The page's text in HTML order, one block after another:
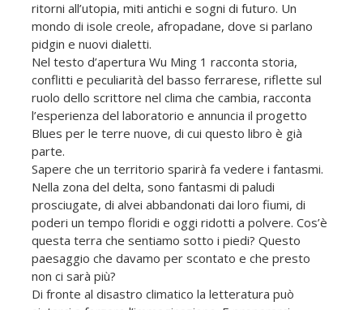
ritorni all’utopia, miti antichi e sogni di futuro. Un
mondo di isole creole, afropadane, dove si parlano
pidgin e nuovi dialetti.
Nel testo d’apertura Wu Ming 1 racconta storia,
conflitti e peculiarità del basso ferrarese, riflette sul
ruolo dello scrittore nel clima che cambia, racconta
l’esperienza del laboratorio e annuncia il progetto
Blues per le terre nuove, di cui questo libro è già
parte.
Sapere che un territorio sparirà fa vedere i fantasmi.
Nella zona del delta, sono fantasmi di paludi
prosciugate, di alvei abbandonati dai loro fiumi, di
poderi un tempo floridi e oggi ridotti a polvere. Cos’è
questa terra che sentiamo sotto i piedi? Questo
paesaggio che davamo per scontato e che presto
non ci sarà più?
Di fronte al disastro climatico la letteratura può